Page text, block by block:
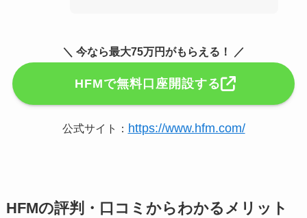
＼ 今なら最大75万円がもらえる！ ／
HFMで無料口座開設する
公式サイト： https://www.hfm.com/
HFMの評判・口コミからわかるメリット